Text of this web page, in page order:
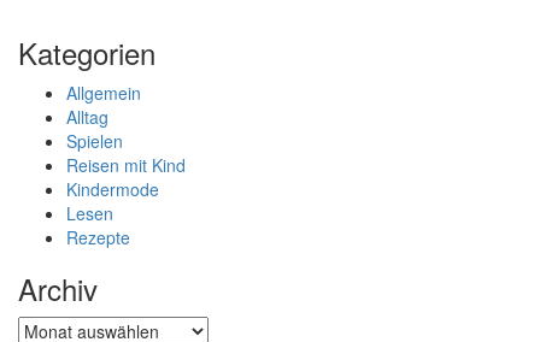
Kategorien
Allgemein
Alltag
Spielen
Reisen mit Kind
Kindermode
Lesen
Rezepte
Archiv
Archiv